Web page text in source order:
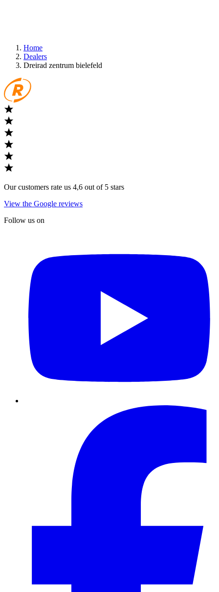
Home
Dealers
Dreirad zentrum bielefeld
Our customers rate us 4,6 out of 5 stars
View the Google reviews
Follow us on